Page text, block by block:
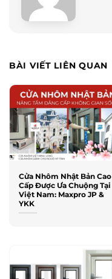
BÀI VIẾT LIÊN QUAN
Cửa Nhôm Nhật Bản Cao
Cấp Được Ưa Chuộng Tại
Việt Nam: Maxpro JP &
YKK